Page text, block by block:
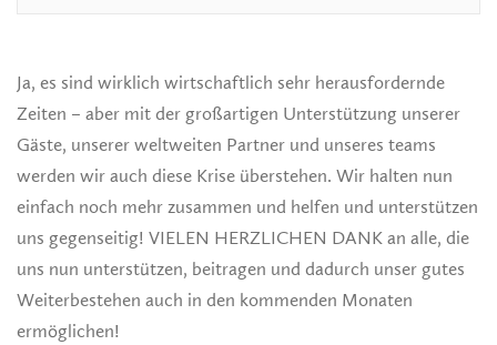
Ja, es sind wirklich wirtschaftlich sehr herausfordernde
Zeiten – aber mit der großartigen Unterstützung unserer
Gäste, unserer weltweiten Partner und unseres teams
werden wir auch diese Krise überstehen. Wir halten nun
einfach noch mehr zusammen und helfen und unterstützen
uns gegenseitig! VIELEN HERZLICHEN DANK an alle, die
uns nun unterstützen, beitragen und dadurch unser gutes
Weiterbestehen auch in den kommenden Monaten
ermöglichen!